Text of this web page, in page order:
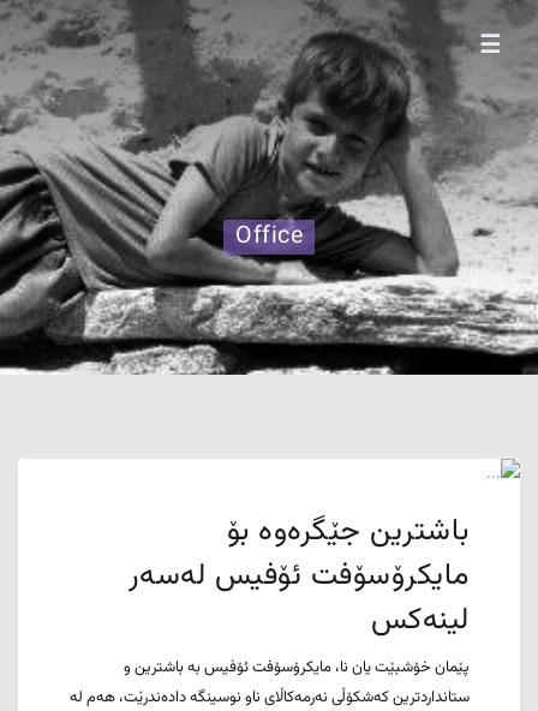
☰
Office
باشترین جێگرەوە بۆ
مایکرۆسۆفت ئۆفیس لەسەر
لینەکس
پێمان خۆشبێت یان نا، مایکرۆسۆفت ئۆفیس بە باشترین و
ستانداردترین کەشکۆڵی نەرمەکاڵای ناو نوسینگە دادەندرێت، هەم لە